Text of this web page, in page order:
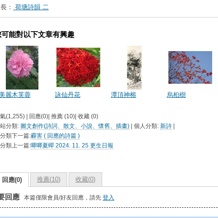
： 荷塘詩韻 二
可能對以下文章有興趣
麗木芙蓉 詠仙丹花 潭頂神榕 烏桕樹
(1,255) | 回應(0)| 推薦 (10)| 收藏 (0)
分類: 圖文創作(詩詞、散文、小說、懷舊、插畫) | 個人分類: 新詩
類下一篇:霾害 ( 回應的詩篇 )
類上一篇:唧唧夏蟬 2024. 11. 25 更生日報
回應(0) 推薦(10) 收藏(0)
回應 本篇僅限會員/好友回應，請先 登入